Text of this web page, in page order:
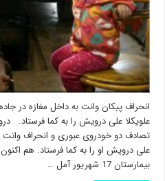
انحراف پیکان وانت به داخل مغازه در
تصادف دو خودروی عبوری و انحراف وانت
علی درویش او را به کما فرستاد. هم
بیمارستان 17 شهریور آمل …